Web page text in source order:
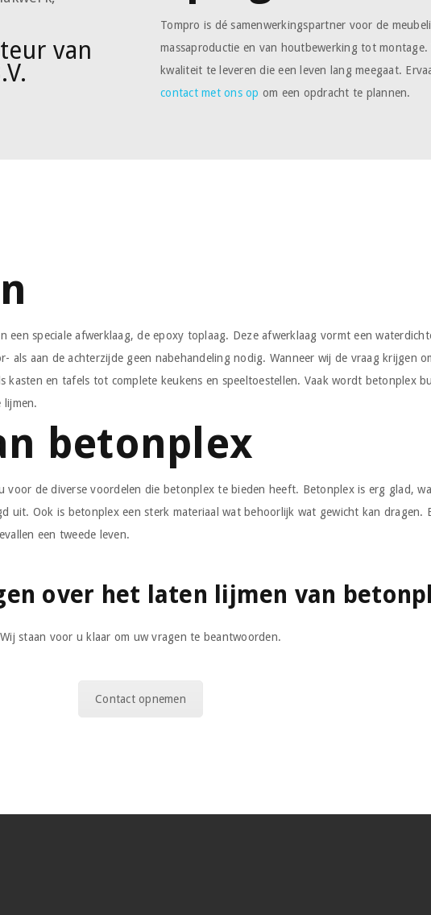
van
Tompro is dé samenwerkingspartner voor de
massaproductie en van houtbewerking tot
kwaliteit te leveren die een leven lang meegaat.
contact met ons op om een opdracht te plannen.
speciale afwerklaag, de epoxy toplaag. Deze afwerklaag vormt een
aan de achterzijde geen nabehandeling nodig. Wanneer wij de vraag krijgen
kasten en tafels tot complete keukens en speeltoestellen. Vaak wordt betonplex
lijmen.
betonplex
de diverse voordelen die betonplex te bieden heeft. Betonplex is erg glad,
uit. Ook is betonplex een sterk materiaal wat behoorlijk wat gewicht kan dragen.
een tweede leven.
over het laten lijmen van
Wij staan voor u klaar om uw vragen te beantwoorden.
Contact opnemen